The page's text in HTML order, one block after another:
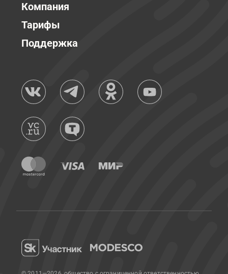
Компания
Тарифы
Поддержка